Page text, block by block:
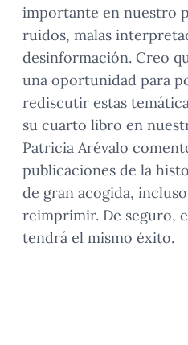
importante en nuestro
ruidos, malas
desinformación. Creo
una oportunidad para
rediscutir estas
su cuarto libro en
Patricia Arévalo
publicaciones de la
de gran acogida,
reimprimir. De seguro,
tendrá el mismo éxito.